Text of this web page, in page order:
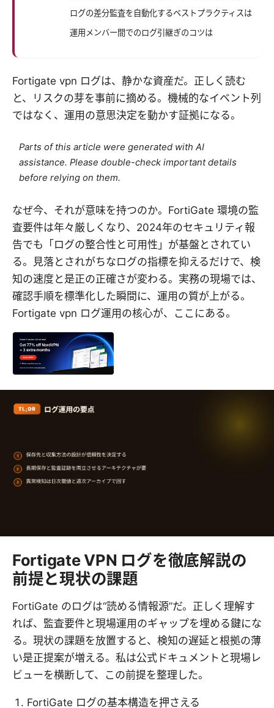
ログの差分監査を自動化するベストプラクティスは
運用メンバー間でのログ引継ぎのコツは
Fortigate vpn ログは、静かな資産だ。正しく読む
と、リスクの芽を事前に摘める。機械的なイベント列
ではなく、運用の意思決定を動かす証拠になる。
Parts of this article were generated with AI
assistance. Please double-check important details
before relying on them.
なぜ今、それが意味を持つのか。FortiGate 環境の監
査要件は年々厳しくなり、2024年のセキュリティ報
告でも「ログの整合性と可用性」が基盤とされてい
る。見落とされがちなログの指標を抑えるだけで、検
知の速度と是正の正確さが変わる。実務の現場では、
確認手順を標準化した瞬間に、運用の質が上がる。
Fortigate vpn ログ運用の核心が、ここにある。
Fortigate VPN ログを徹底解説の
前提と現状の課題
FortiGate のログは“読める情報源”だ。正しく理解す
れば、監査要件と現場運用のギャップを埋める鍵にな
る。現状の課題を放置すると、検知の遅延と根拠の薄
い是正提案が増える。私は公式ドキュメントと現場レ
ビューを横断して、この前提を整理した。
FortiGate ログの基本構造を押さえる